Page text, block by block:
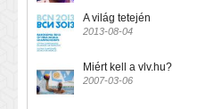
A világ tetején
2013-08-04
Miért kell a vlv.hu?
2007-03-06